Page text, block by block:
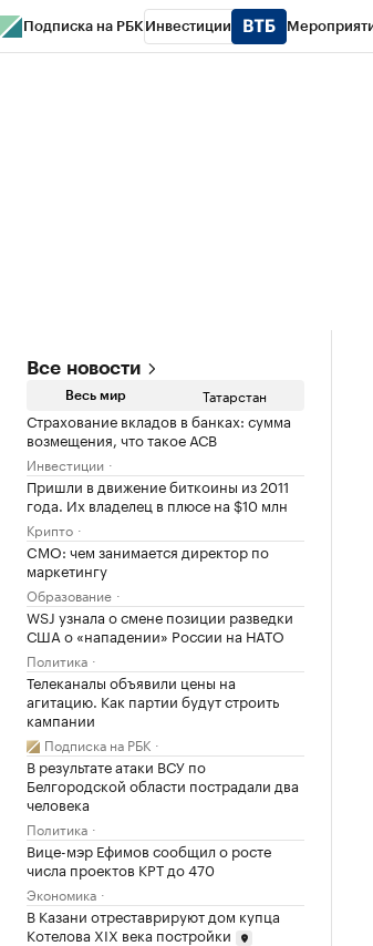
Подписка на РБК Инвестиции
Все новости
Весь мир Татарстан
Страхование вкладов в банках: сумма
возмещения, что такое АСВ
Инвестиции
Пришли в движение биткоины из 2011
года. Их владелец в плюсе на $10 млн
Крипто
CMO: чем занимается директор по
маркетингу
Образование
WSJ узнала о смене позиции разведки
США о «нападении» России на НАТО
Политика
Телеканалы объявили цены на
агитацию. Как партии будут строить
кампании
Подписка на РБК
В результате атаки ВСУ по
Белгородской области пострадали два
человека
Политика
Вице-мэр Ефимов сообщил о росте
числа проектов КРТ до 470
Экономика
В Казани отреставрируют дом купца
Котелова XIX века постройки